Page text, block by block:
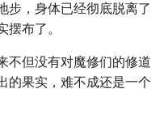
步，身体已经彻底脱离了
布了。
不但没有对魔修们的修道
的果实，难不成还是一个